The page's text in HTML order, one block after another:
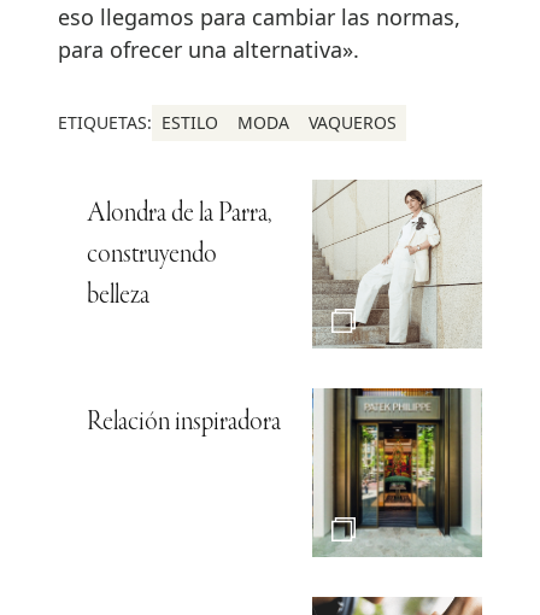
eso llegamos para cambiar las normas,
para ofrecer una alternativa».
ETIQUETAS: ESTILO MODA VAQUEROS
Alondra de la Parra,
construyendo
belleza
Relación inspiradora